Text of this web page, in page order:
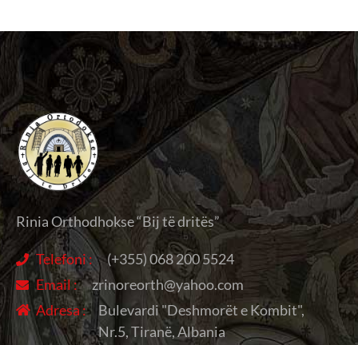
Rinia Orthodhokse “Bij të dritës”
Telefoni :
(+355) 068 200 5524
Email :
zrinoreorth@yahoo.com
Adresa :
Bulevardi "Deshmorët e Kombit",
Nr.5, Tiranë, Albania